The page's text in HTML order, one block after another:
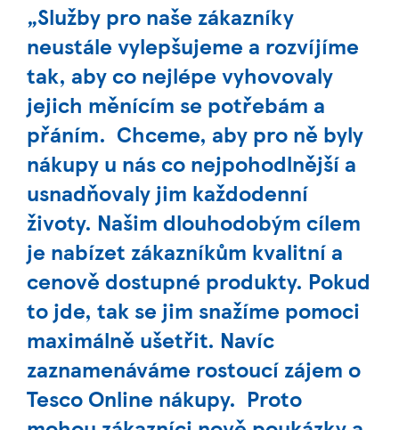
„Služby pro naše zákazníky
neustále vylepšujeme a rozvíjíme
tak, aby co nejlépe vyhovovaly
jejich měnícím se potřebám a
přáním. Chceme, aby pro ně byly
nákupy u nás co nejpohodlnější a
usnadňovaly jim každodenní
životy. Našim dlouhodobým cílem
je nabízet zákazníkům kvalitní a
cenově dostupné produkty. Pokud
to jde, tak se jim snažíme pomoci
maximálně ušetřit. Navíc
zaznamenáváme rostoucí zájem o
Tesco Online nákupy. Proto